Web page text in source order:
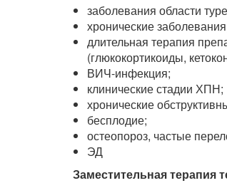
заболевания области
хронические
длительная терапия
(глюкокортикоиды,
ВИЧ-инфекция;
клинические стадии ХПН;
хронические
бесплодие;
остеопороз, частые
ЭД
Заместительная терапия